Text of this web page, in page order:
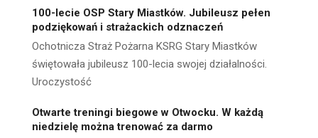
100-lecie OSP Stary Miastków. Jubileusz pełen
podziękowań i strażackich odznaczeń
Ochotnicza Straż Pożarna KSRG Stary Miastków
świętowała jubileusz 100-lecia swojej działalności.
Uroczystość
Otwarte treningi biegowe w Otwocku. W każdą
niedzielę można trenować za darmo